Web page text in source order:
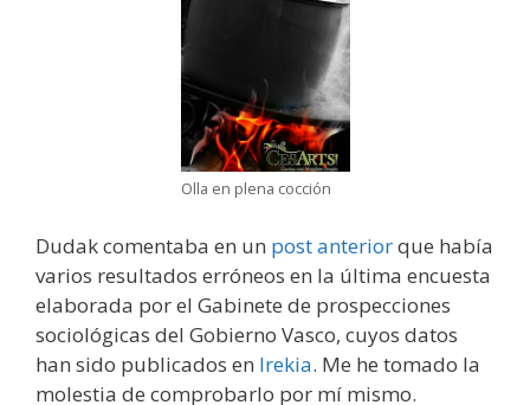
Olla en plena cocción
Dudak comentaba en un post anteriorque había
varios resultados erróneos en la última encuesta
elaborada por el Gabinete de prospecciones
sociológicas del Gobierno Vasco, cuyos datos
han sido publicados en Irekia. Me he tomado la
molestia de comprobarlo por mí mismo.